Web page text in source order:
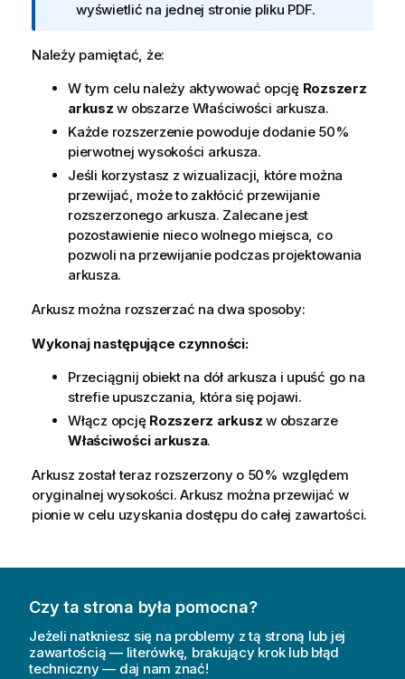
o
m
c
j
a
wyświetlić na jednej stronie pliku PDF.
Należy pamiętać, że:
W tym celu należy aktywować opcję Rozszerz
arkusz w obszarze Właściwości arkusza.
Każde rozszerzenie powoduje dodanie 50%
pierwotnej wysokości arkusza.
Jeśli korzystasz z wizualizacji, które można
przewijać, może to zakłócić przewijanie
rozszerzonego arkusza. Zalecane jest
pozostawienie nieco wolnego miejsca, co
pozwoli na przewijanie podczas projektowania
arkusza.
Arkusz można rozszerzać na dwa sposoby:
Wykonaj następujące czynności:
Przeciągnij obiekt na dół arkusza i upuść go na
strefie upuszczania, która się pojawi.
Włącz opcję Rozszerz arkusz w obszarze
Właściwości arkusza.
Arkusz został teraz rozszerzony o 50% względem
oryginalnej wysokości. Arkusz można przewijać w
pionie w celu uzyskania dostępu do całej zawartości.
Czy ta strona była pomocna?
Jeżeli natkniesz się na problemy z tą stroną lub jej
zawartością — literówkę, brakujący krok lub błąd
techniczny — daj nam znać!